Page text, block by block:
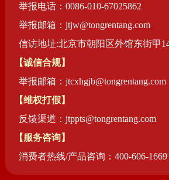
举报电话：0086-010-67025862
举报邮箱：jtjw@tongrentang.com
信访地址:北京市朝阳区外馆东街甲
【诚信合规】
举报邮箱：jtcxhgjb@tongrentang.com
【维权打假】
反馈渠道：jtppts@tongrentang.com
【服务咨询】
消费者热线/产品咨询：400-606-1669